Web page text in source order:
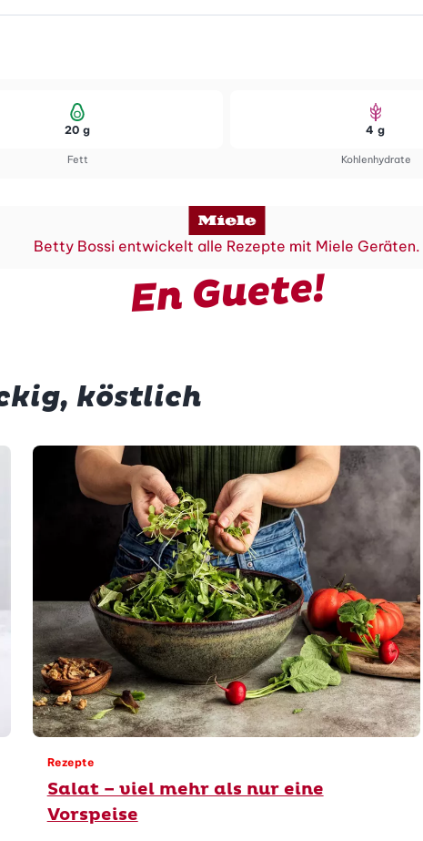
Fett
20 g
Kohlenhydrate
4 g
Betty Bossi entwickelt alle Rezepte mit Miele Geräten.
En Guete!
köstlich
Rezepte
Salat – viel mehr als nur eine
Vorspeise